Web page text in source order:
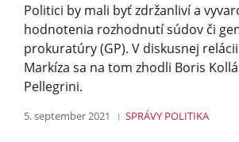
Politici by mali byť zdržanliví a
hodnotenia rozhodnutí súdov či
prokuratúry (GP). V diskusnej
Markíza sa na tom zhodli Boris
Pellegrini.
5. september 2021 SPRÁVY POLITIKA